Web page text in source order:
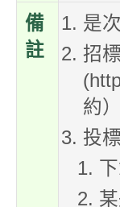
備
註
是
招
約
投